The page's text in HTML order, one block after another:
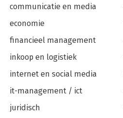
communicatie en media
economie
financieel management
inkoop en logistiek
internet en social media
it-management / ict
juridisch